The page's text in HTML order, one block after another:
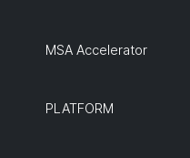
MSA Accelerator
PLATFORM